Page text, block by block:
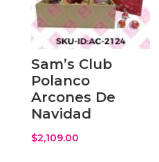
Sam’s Club
Polanco
Arcones De
Navidad
$2,109.00